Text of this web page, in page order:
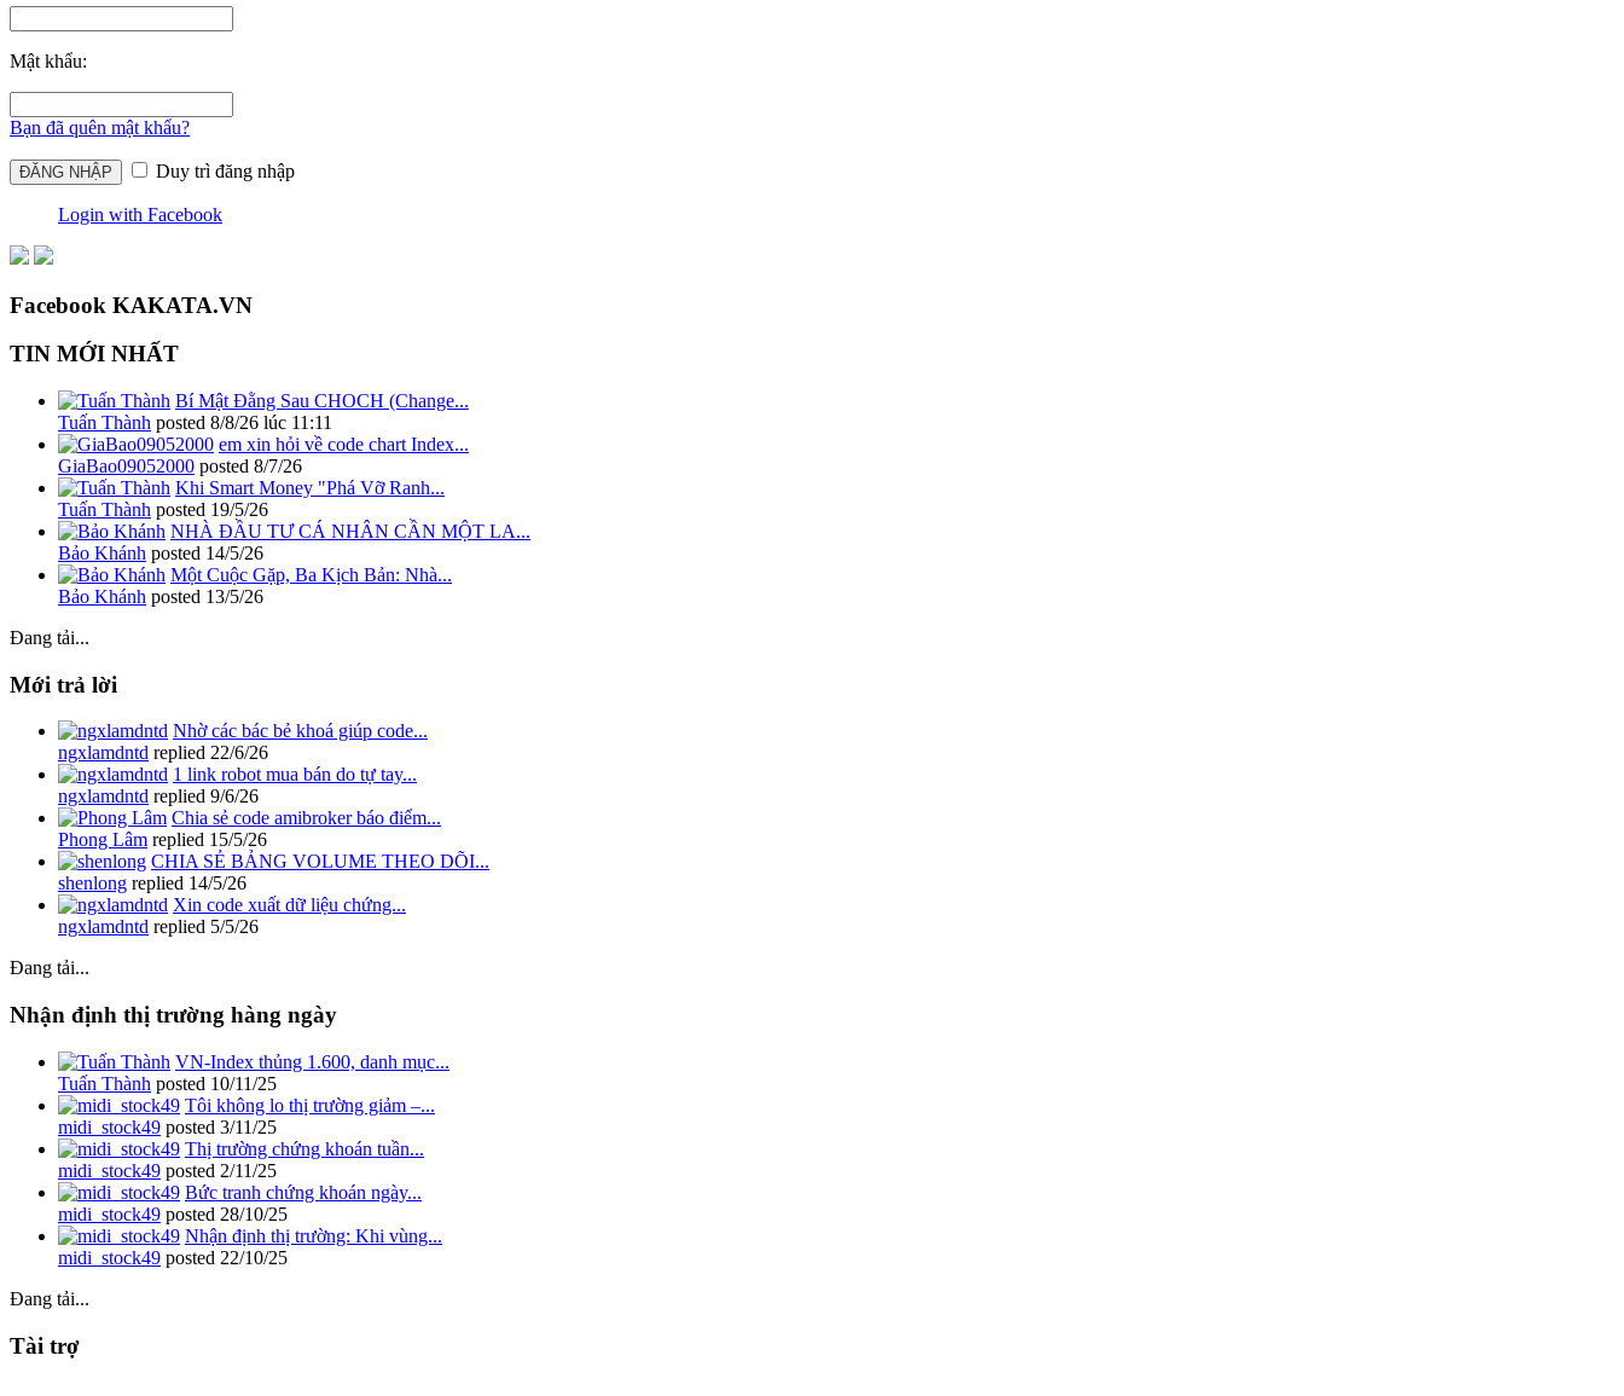
Mật khẩu:
Bạn đã quên mật khẩu?
Duy trì đăng nhập
Login with Facebook
Facebook KAKATA.VN
TIN MỚI NHẤT
Bí Mật Đằng Sau CHOCH (Change...
Tuấn Thành posted 8/8/26 lúc 11:11
em xin hỏi về code chart Index...
GiaBao09052000 posted 8/7/26
Khi Smart Money "Phá Vỡ Ranh...
Tuấn Thành posted 19/5/26
NHÀ ĐẦU TƯ CÁ NHÂN CẦN MỘT LA...
Bảo Khánh posted 14/5/26
Một Cuộc Gặp, Ba Kịch Bản: Nhà...
Bảo Khánh posted 13/5/26
Đang tải...
Mới trả lời
Nhờ các bác bẻ khoá giúp code...
ngxlamdntd replied 22/6/26
1 link robot mua bán do tự tay...
ngxlamdntd replied 9/6/26
Chia sẻ code amibroker báo điểm...
Phong Lâm replied 15/5/26
CHIA SẺ BẢNG VOLUME THEO DÕI...
shenlong replied 14/5/26
Xin code xuất dữ liệu chứng...
ngxlamdntd replied 5/5/26
Đang tải...
Nhận định thị trường hàng ngày
VN-Index thủng 1.600, danh mục...
Tuấn Thành posted 10/11/25
Tôi không lo thị trường giảm –...
midi_stock49 posted 3/11/25
Thị trường chứng khoán tuần...
midi_stock49 posted 2/11/25
Bức tranh chứng khoán ngày...
midi_stock49 posted 28/10/25
Nhận định thị trường: Khi vùng...
midi_stock49 posted 22/10/25
Đang tải...
Tài trợ